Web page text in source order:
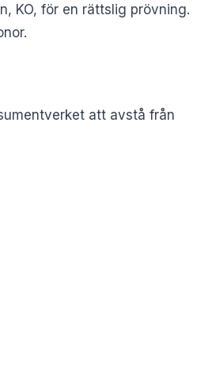
KO, för en rättslig prövning.
att avstå från